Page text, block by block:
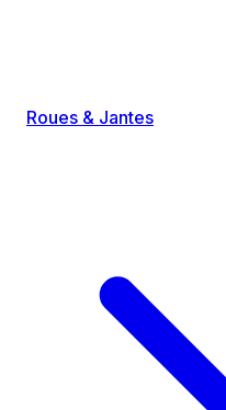
Roues & Jantes